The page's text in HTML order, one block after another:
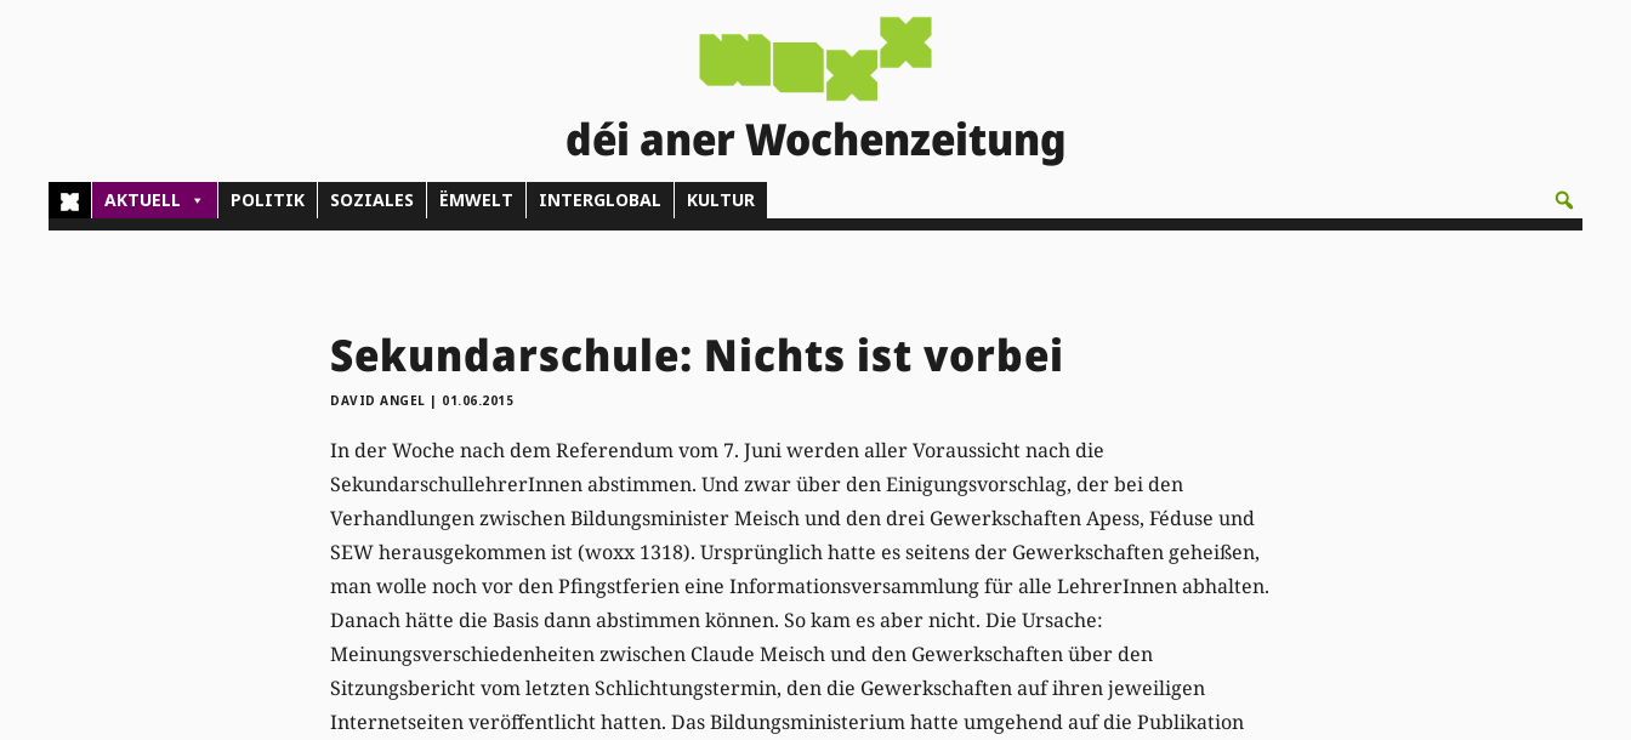
déi aner Wochenzeitung
AKTUELL POLITIK SOZIALES ËMWELT INTERGLOBAL KULTUR
Sekundarschule: Nichts ist vorbei
DAVID ANGEL | 01.06.2015
In der Woche nach dem Referendum vom 7. Juni werden aller Voraussicht nach die
SekundarschullehrerInnen abstimmen. Und zwar über den Einigungsvorschlag, der bei den
Verhandlungen zwischen Bildungsminister Meisch und den drei Gewerkschaften Apess, Féduse und
SEW herausgekommen ist (woxx 1318). Ursprünglich hatte es seitens der Gewerkschaften geheißen,
man wolle noch vor den Pfingstferien eine Informationsversammlung für alle LehrerInnen abhalten.
Danach hätte die Basis dann abstimmen können. So kam es aber nicht. Die Ursache:
Meinungsverschiedenheiten zwischen Claude Meisch und den Gewerkschaften über den
Sitzungsbericht vom letzten Schlichtungstermin, den die Gewerkschaften auf ihren jeweiligen
Internetseiten veröffentlicht hatten. Das Bildungsministerium hatte umgehend auf die Publikation